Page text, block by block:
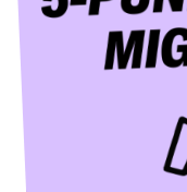
Mitmachen